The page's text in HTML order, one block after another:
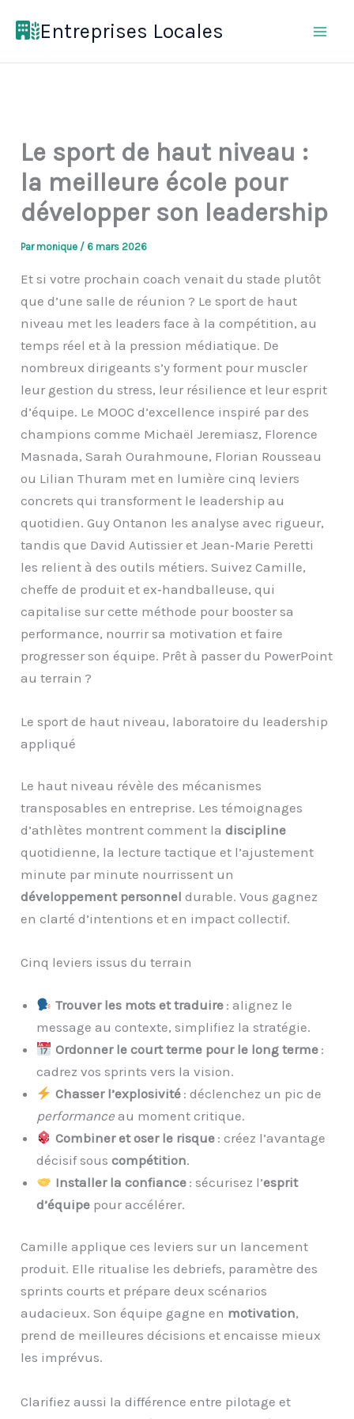
Entreprises Locales
Le sport de haut niveau :
la meilleure école pour
développer son leadership
Parmonique / 6 mars 2026
Et si votre prochain coach venait du stade plutôt
que d’une salle de réunion ? Le sport de haut
niveau met les leaders face à la compétition, au
temps réel et à la pression médiatique. De
nombreux dirigeants s’y forment pour muscler
leur gestion du stress, leur résilience et leur esprit
d’équipe. Le MOOC d’excellence inspiré par des
champions comme Michaël Jeremiasz, Florence
Masnada, Sarah Ourahmoune, Florian Rousseau
ou Lilian Thuram met en lumière cinq leviers
concrets qui transforment le leadership au
quotidien. Guy Ontanon les analyse avec rigueur,
tandis que David Autissier et Jean‑Marie Peretti
les relient à des outils métiers. Suivez Camille,
cheffe de produit et ex‑handballeuse, qui
capitalise sur cette méthode pour booster sa
performance, nourrir sa motivation et faire
progresser son équipe. Prêt à passer du PowerPoint
au terrain ?
Le sport de haut niveau, laboratoire du leadership
appliqué
Le haut niveau révèle des mécanismes
transposables en entreprise. Les témoignages
d’athlètes montrent comment ladiscipline
quotidienne, la lecture tactique et l’ajustement
minute par minute nourrissent un
développement personnel durable. Vous gagnez
en clarté d’intentions et en impact collectif.
Cinq leviers issus du terrain
Trouver les mots et traduire: alignez le
message au contexte, simplifiez la stratégie.
Ordonner le court terme pour le long terme:
cadrez vos sprints vers la vision.
Chasser l’explosivité: déclenchez un pic de
performance au moment critique.
Combiner et oser le risque: créez l’avantage
décisif souscompétition.
Installer la confiance: sécurisez l’esprit
d’équipe pour accélérer.
Camille applique ces leviers sur un lancement
produit. Elle ritualise les debriefs, paramètre des
sprints courts et prépare deux scénarios
audacieux. Son équipe gagne en motivation,
prend de meilleures décisions et encaisse mieux
les imprévus.
Clarifiez aussi la différence entre pilotage et